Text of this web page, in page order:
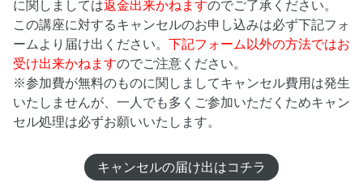
に関しましては返金出来かねますのでご了承ください。
この講座に対するキャンセルのお申し込みは必ず下記フォ
ームより届け出ください。 下記フォーム以外の方法ではお
受け出来かねますのでご注意ください。
※参加費が無料のものに関しましてキャンセル費用は発生
いたしませんが、一人でも多くご参加いただくためキャン
セル処理は必ずお願いいたします。
キャンセルの届け出はコチラ